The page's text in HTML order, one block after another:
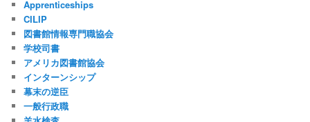
Apprenticeships
CILIP
図書館情報専門職協会
学校司書
アメリカ図書館協会
インターンシップ
幕末の逆臣
一般行政職